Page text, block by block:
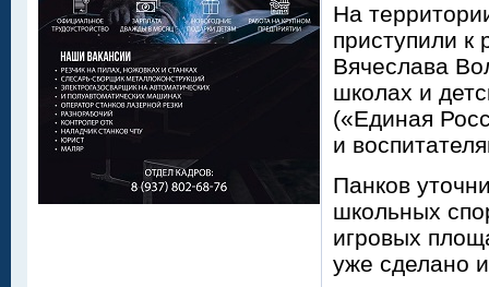
На
приступили к
Вячеслава
школах и
(«Единая
и
Панков
школьных
игровых
уже сделано